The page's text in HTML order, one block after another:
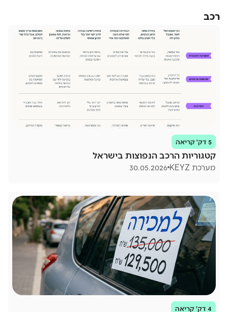
רכב
5 דק׳ קריאה
קטגוריות הרכב הנפוצות בישראל
מערכת KEYZ 30.05.2026
4 דק׳ קריאה